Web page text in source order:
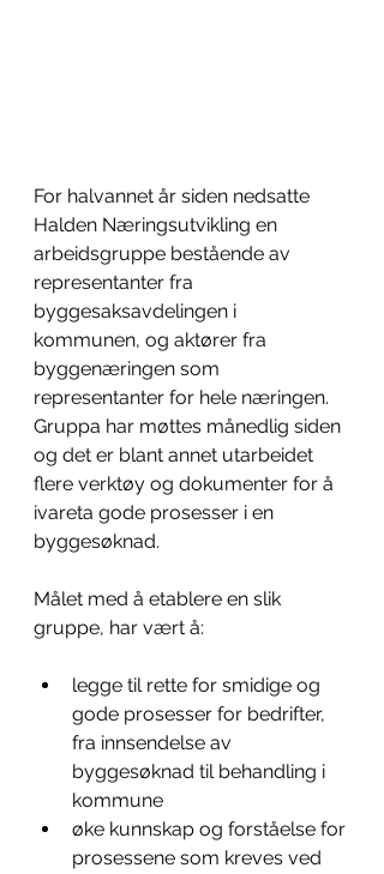
For halvannet år siden nedsatte
Halden Næringsutvikling en
arbeidsgruppe bestående av
representanter fra
byggesaksavdelingen i
kommunen, og aktører fra
byggenæringen som
representanter for hele næringen.
Gruppa har møttes månedlig siden
og det er blant annet utarbeidet
flere verktøy og dokumenter for å
ivareta gode prosesser i en
byggesøknad.
Målet med å etablere en slik
gruppe, har vært å:
legge til rette for smidige og
gode prosesser for bedrifter,
fra innsendelse av
byggesøknad til behandling i
kommune
øke kunnskap og forståelse for
prosessene som kreves ved